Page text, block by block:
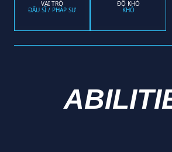
VAI TRÒ
ĐẤU SĨ / PHÁP SƯ
ĐỘ KHÓ
KHÓ